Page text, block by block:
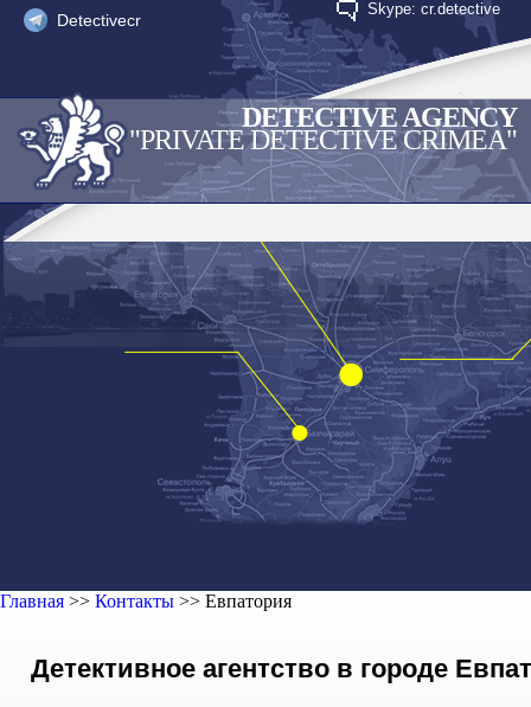
Detectivecr
Skype: cr.detective
DETECTIVE AGENCY
"PRIVATE DETECTIVE CRIMEA"
Главная >> Контакты >> Евпатория
Детективное агентство в городе